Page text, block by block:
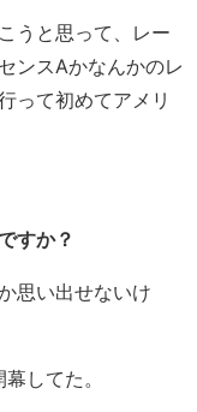
うと思って、レー
ンスAかなんかのレ
って初めてアメリ
すか？
思い出せないけ
してた。